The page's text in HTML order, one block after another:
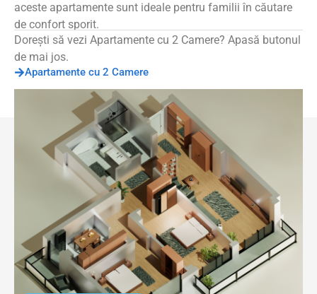
aceste apartamente sunt ideale pentru familii în căutare
de confort sporit.
Dorești să vezi Apartamente cu 2 Camere? Apasă butonul
de mai jos.
Apartamente cu 2 Camere